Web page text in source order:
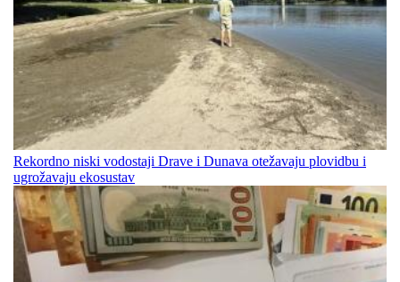
Rekordno niski vodostaji Drave i Dunava otežavaju plovidbu i
ugrožavaju ekosustav